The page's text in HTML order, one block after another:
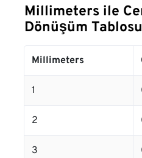
Millimeters ile
Dönüşüm Tablosu
Millimeters
1
2
3